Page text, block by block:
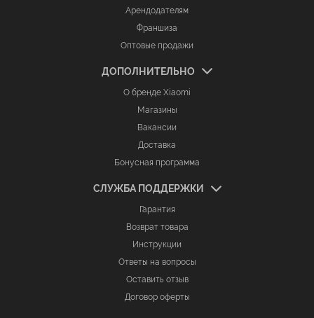
Арендодателям
Франшиза
Оптовые продажи
ДОПОЛНИТЕЛЬНО
О бренде Xiaomi
Магазины
Вакансии
Доставка
Бонусная программа
СЛУЖБА ПОДДЕРЖКИ
Гарантия
Возврат товара
Инструкции
Ответы на вопросы
Оставить отзыв
Договор оферты